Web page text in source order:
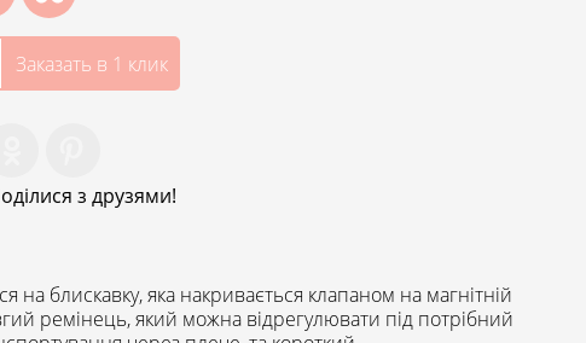
Заказать в 1 клик
з друзями!
на блискавку, яка накривається клапаном на магнітній
ремінець, який можна відрегулювати під потрібний